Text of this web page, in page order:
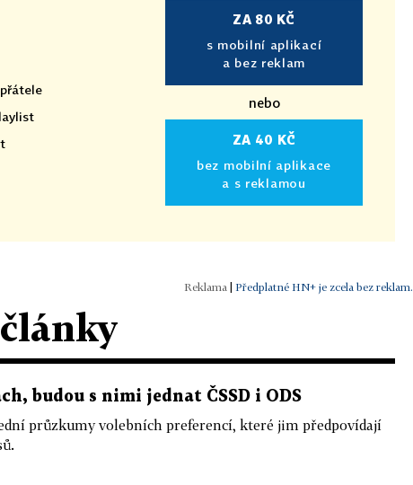
ZA 80 KČ
s mobilní aplikací
a bez reklam
nebo
ZA 40 KČ
bez mobilní aplikace
a s reklamou
Předplatné HN+ je zcela bez reklam.
budou s nimi jednat ČSSD i ODS
průzkumy volebních preferencí, které jim předpovídají